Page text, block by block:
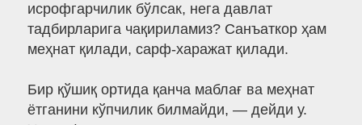
исрофгарчилик бўлсак, нега давлат
тадбирларига чақириламиз? Санъаткор ҳам
меҳнат қилади, сарф-харажат қилади.
Бир қўшиқ ортида қанча маблағ ва меҳнат
ётганини кўпчилик билмайди, — дейди у.